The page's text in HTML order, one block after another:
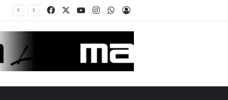
FacebookYou TubeInstagramWhatsApp
Accedi